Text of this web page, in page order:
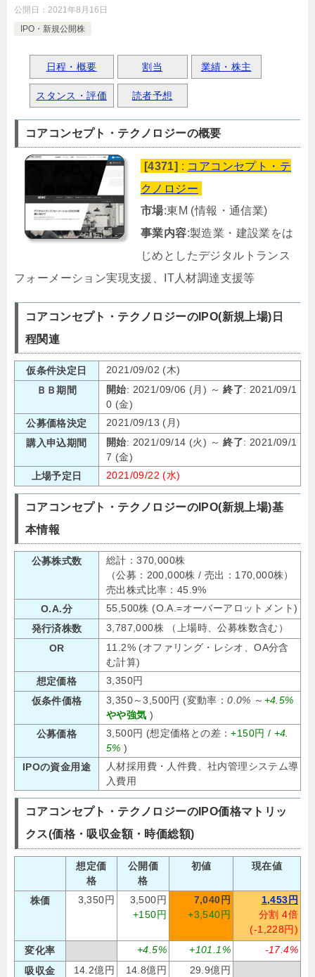
公開日： 2021年8月16日
IPO・新規公開株
日程・概要 割当 業績・株主
スタンス・評価 読者予想
コアコンセプト・テクノロジーの概要
[4371] : コアコンセプト・テ
クノロジー
市場:東M (情報・通信業)
事業内容:製造業・建設業をは
じめとしたデジタルトランス
フォーメーション実現支援、IT人材調達支援等
コアコンセプト・テクノロジーのIPO(新規上場)日
程関連
仮条件決定日
2021/09/02 (木)
ＢＢ期間
開始: 2021/09/06 (月) ～終了: 2021/09/1
0 (金)
公募価格決定
2021/09/13 (月)
購入申込期間
開始: 2021/09/14 (火) ～終了: 2021/09/1
7 (金)
上場予定日
2021/09/22 (水)
コアコンセプト・テクノロジーのIPO(新規上場)基
本情報
公募株式数
総計：370,000株
（公募：200,000株 / 売出：170,000株）
売出株式比率：45.9%
O.A.分
55,500株 (O.A.=オーバーアロットメント)
発行済株数
3,787,000株 （上場時、公募株数含む）
OR
11.2% (オファリング・レシオ、OA分含
む計算)
想定価格
3,350円
仮条件価格
3,350～3,500円 (変動率：0.0% ～ +4.5%
やや強気 )
公募価格
3,500円 (想定価格との差：+150円 / +4.
5% )
IPOの資金用途
人材採用費・人件費、社内管理システム導
入費用
コアコンセプト・テクノロジーのIPO価格マトリッ
クス(価格・吸収金額・時価総額)
想定価
格
公開価
格
初値 現在値
株価 3,350円
3,500円
+150円
7,040円
+3,540円
1,453円
分割 4倍
(-1,228円)
変化率
+4.5% +101.1%
-17.4%
吸収金
14.2億円
14.8億円
29.9億円